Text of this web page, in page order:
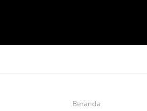
Beranda